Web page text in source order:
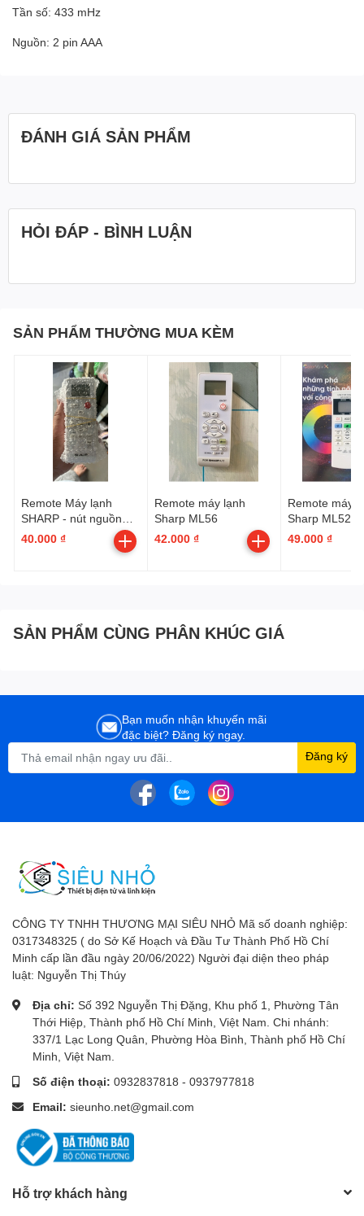
Tần số: 433 mHz
Nguồn: 2 pin AAA
ĐÁNH GIÁ SẢN PHẨM
HỎI ĐÁP - BÌNH LUẬN
SẢN PHẨM THƯỜNG MUA KÈM
Remote Máy lạnh
SHARP - nút nguồn
màu đỏ - comfort
40.000 ₫
Remote máy lạnh
Sharp ML56
42.000 ₫
Remote máy
Sharp ML52
49.000 ₫
SẢN PHẨM CÙNG PHÂN KHÚC GIÁ
Bạn muốn nhận khuyến mãi
đặc biệt? Đăng ký ngay.
Đăng ký
CÔNG TY TNHH THƯƠNG MẠI SIÊU NHỎ Mã số doanh nghiệp:
0317348325 ( do Sở Kế Hoạch và Đầu Tư Thành Phố Hồ Chí
Minh cấp lần đầu ngày 20/06/2022) Người đại diện theo pháp
luật: Nguyễn Thị Thúy
Địa chỉ: Số 392 Nguyễn Thị Đặng, Khu phố 1, Phường Tân
Thới Hiệp, Thành phố Hồ Chí Minh, Việt Nam. Chi nhánh:
337/1 Lạc Long Quân, Phường Hòa Bình, Thành phố Hồ Chí
Minh, Việt Nam.
Số điện thoại: 0932837818 - 0937977818
Email: sieunho.net@gmail.com
Hỗ trợ khách hàng